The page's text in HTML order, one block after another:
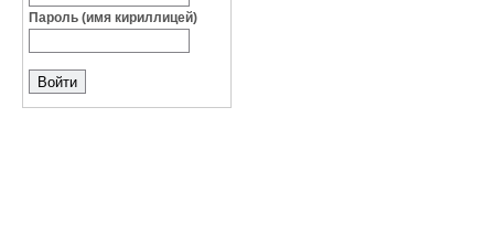
Пароль (имя кириллицей)